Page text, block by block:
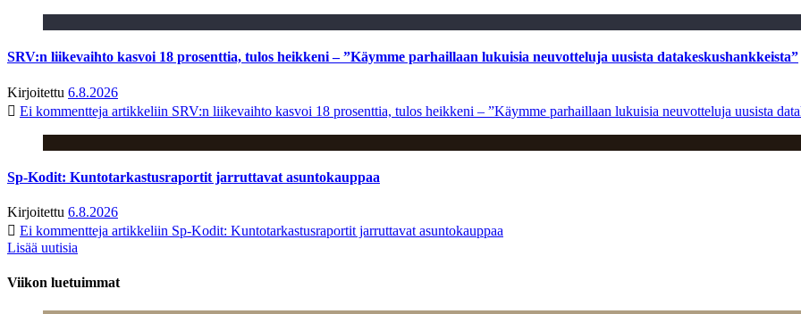
SRV:n liikevaihto kasvoi 18 prosenttia, tulos heikkeni – ”Käymme parhaillaan lukuisia neuvotteluja uusista datakeskushankkeista”
Kirjoitettu 6.8.2026
Ei kommentteja artikkeliin SRV:n liikevaihto kasvoi 18 prosenttia, tulos heikkeni – ”Käymme parhaillaan lukuisia neuvotteluja uusista
Sp-Kodit: Kuntotarkastusraportit jarruttavat asuntokauppaa
Kirjoitettu 6.8.2026
Ei kommentteja artikkeliin Sp-Kodit: Kuntotarkastusraportit jarruttavat asuntokauppaa
Lisää uutisia
Viikon luetuimmat